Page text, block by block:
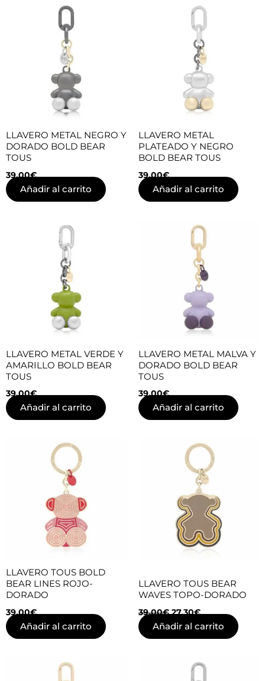
LLAVERO METAL NEGRO Y
DORADO BOLD BEAR
TOUS
39,00€
Añadir al carrito
LLAVERO METAL
PLATEADO Y NEGRO
BOLD BEAR TOUS
39,00€
Añadir al carrito
LLAVERO METAL VERDE Y
AMARILLO BOLD BEAR
TOUS
39,00€
Añadir al carrito
LLAVERO METAL MALVA Y
DORADO BOLD BEAR
TOUS
39,00€
Añadir al carrito
LLAVERO TOUS BOLD
BEAR LINES ROJO-
DORADO
39,00€
Añadir al carrito
LLAVERO TOUS BEAR
WAVES TOPO-DORADO
39,00€
precio
original
39,00€.
27,30€
El
precio
actual
es:
27,30€.
Añadir al carrito